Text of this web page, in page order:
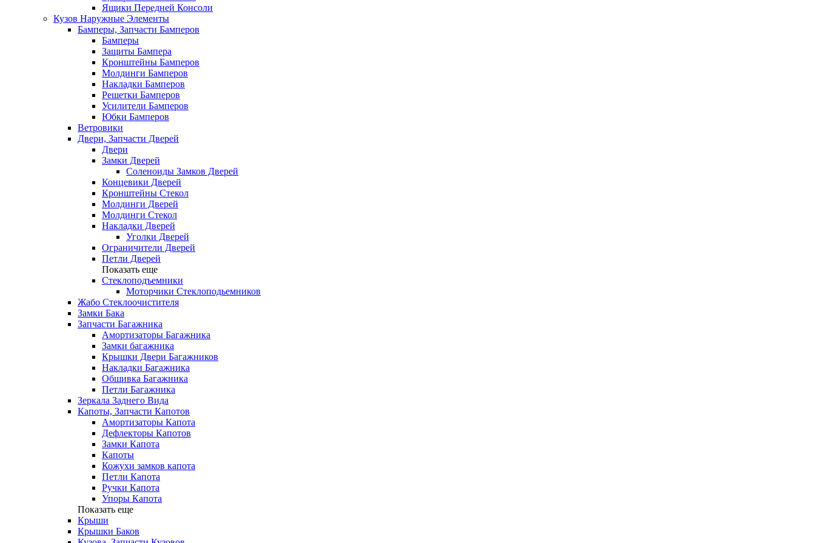
Ящики Передней Консоли
Кузов Наружные Элементы
Бамперы, Запчасти Бамперов
Бамперы
Защиты Бампера
Кронштейны Бамперов
Молдинги Бамперов
Накладки Бамперов
Решетки Бамперов
Усилители Бамперов
Юбки Бамперов
Ветровики
Двери, Запчасти Дверей
Двери
Замки Дверей
Соленоиды Замков Дверей
Концевики Дверей
Кронштейны Стекол
Молдинги Дверей
Молдинги Стекол
Накладки Дверей
Уголки Дверей
Ограничители Дверей
Петли Дверей
Показать еще
Стеклоподъемники
Моторчики Стеклоподьемников
Жабо Стеклоочистителя
Замки Бака
Запчасти Багажника
Амортизаторы Багажника
Замки багажника
Крышки Двери Багажников
Накладки Багажника
Обшивка Багажника
Петли Багажника
Зеркала Заднего Вида
Капоты, Запчасти Капотов
Амортизаторы Капота
Дефлекторы Капотов
Замки Капота
Капоты
Кожухи замков капота
Петли Капота
Ручки Капота
Упоры Капота
Показать еще
Крыши
Крышки Баков